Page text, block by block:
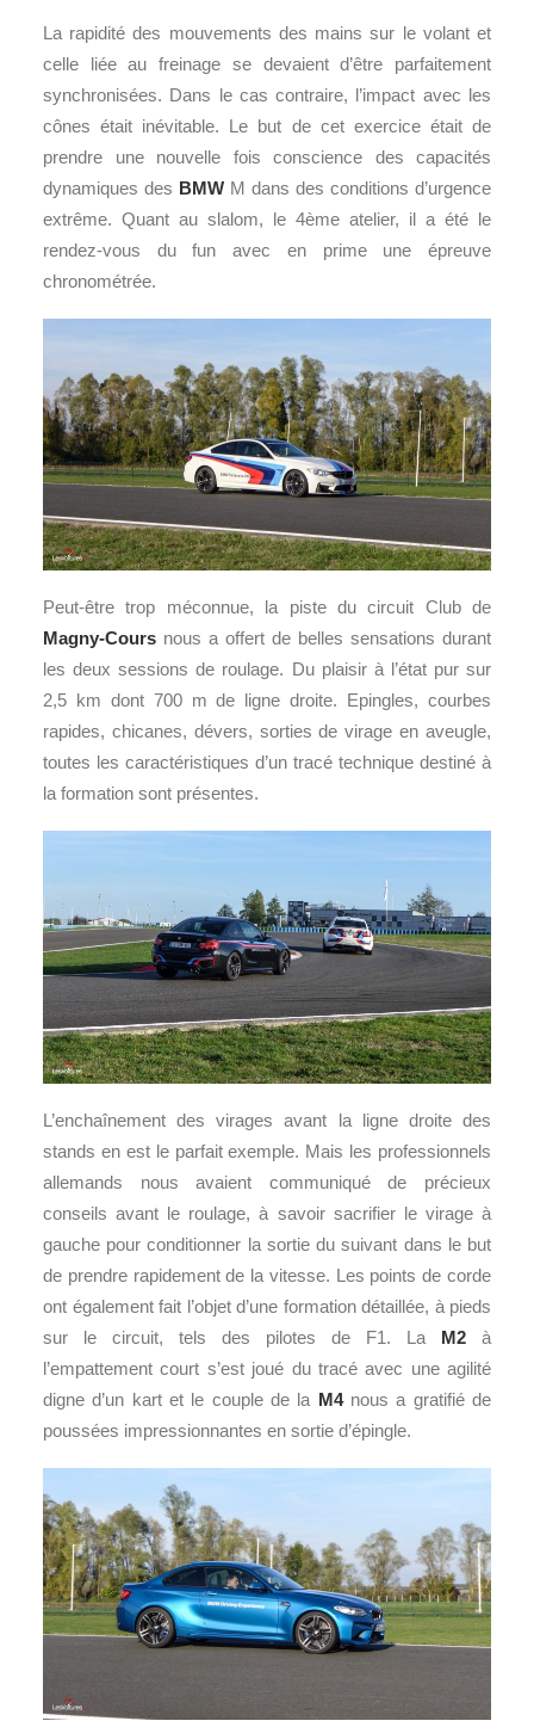
La rapidité des mouvements des mains sur le volant et
celle liée au freinage se devaient d’être parfaitement
synchronisées. Dans le cas contraire, l’impact avec les
cônes était inévitable. Le but de cet exercice était de
prendre une nouvelle fois conscience des capacités
dynamiques des BMW M dans des conditions d’urgence
extrême. Quant au slalom, le 4ème atelier, il a été le
rendez-vous du fun avec en prime une épreuve
chronométrée.
Peut-être trop méconnue, la piste du circuit Club de
Magny-Cours nous a offert de belles sensations durant
les deux sessions de roulage. Du plaisir à l’état pur sur
2,5 km dont 700 m de ligne droite. Epingles, courbes
rapides, chicanes, dévers, sorties de virage en aveugle,
toutes les caractéristiques d’un tracé technique destiné à
la formation sont présentes.
L’enchaînement des virages avant la ligne droite des
stands en est le parfait exemple. Mais les professionnels
allemands nous avaient communiqué de précieux
conseils avant le roulage, à savoir sacrifier le virage à
gauche pour conditionner la sortie du suivant dans le but
de prendre rapidement de la vitesse. Les points de corde
ont également fait l’objet d’une formation détaillée, à pieds
sur le circuit, tels des pilotes de F1. La M2 à
l’empattement court s’est joué du tracé avec une agilité
digne d’un kart et le couple de la M4nous a gratifié de
poussées impressionnantes en sortie d’épingle.